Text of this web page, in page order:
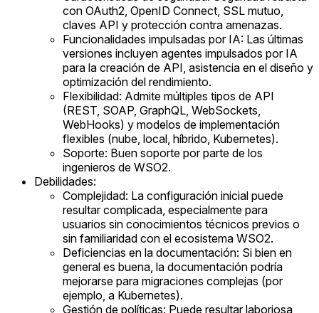
con OAuth2, OpenID Connect, SSL mutuo,
claves API y protección contra amenazas.
Funcionalidades impulsadas por IA: Las últimas
versiones incluyen agentes impulsados por IA
para la creación de API, asistencia en el diseño y
optimización del rendimiento.
Flexibilidad: Admite múltiples tipos de API
(REST, SOAP, GraphQL, WebSockets,
WebHooks) y modelos de implementación
flexibles (nube, local, híbrido, Kubernetes).
Soporte: Buen soporte por parte de los
ingenieros de WSO2.
Debilidades:
Complejidad: La configuración inicial puede
resultar complicada, especialmente para
usuarios sin conocimientos técnicos previos o
sin familiaridad con el ecosistema WSO2.
Deficiencias en la documentación: Si bien en
general es buena, la documentación podría
mejorarse para migraciones complejas (por
ejemplo, a Kubernetes).
Gestión de políticas: Puede resultar laboriosa